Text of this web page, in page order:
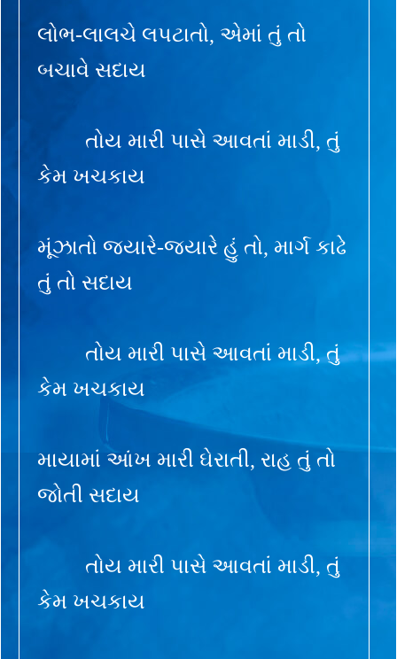
લોભ-લાલચે લપટાતો, એમાં તું તો
બચાવે સદાય
તોય મારી પાસે આવતાં માડી, તું
કેમ ખચકાય
મૂંઝાતો જ્યારે-જ્યારે હું તો, માર્ગ કાઢે
તું તો સદાય
તોય મારી પાસે આવતાં માડી, તું
કેમ ખચકાય
માયામાં આંખ મારી ઘેરાતી, રાહ તું તો
જોતી સદાય
તોય મારી પાસે આવતાં માડી, તું
કેમ ખચકાય